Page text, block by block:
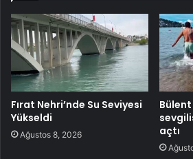
Fırat Nehri’nde Su Seviyesi
Yükseldi
Ağustos 8, 2026
açtı